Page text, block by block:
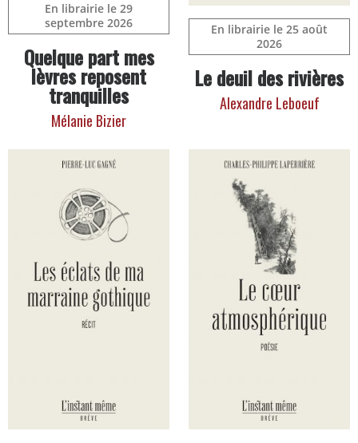
En librairie le 29
septembre 2026
Quelque part mes
lèvres reposent
tranquilles
Mélanie Bizier
En librairie le 25 août
2026
Le deuil des rivières
Alexandre Leboeuf